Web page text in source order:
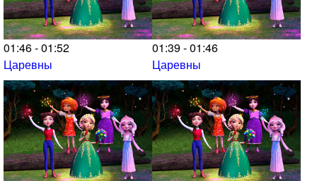
01:46 - 01:52
Царевны
01:39 - 01:46
Царевны